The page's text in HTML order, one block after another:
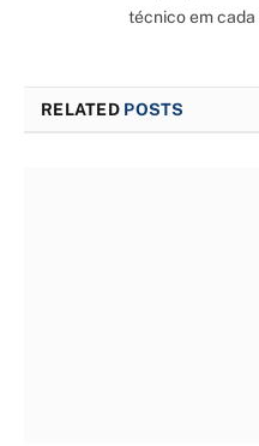
técnico em cada
RELATED POSTS